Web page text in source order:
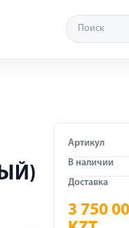
Артикул
В наличии
Доставка
3 750